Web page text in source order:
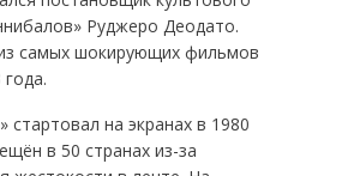
Руджеро Деодато.
самых шокирующих фильмов
стартовал на экранах в 1980
в 50 странах из-за